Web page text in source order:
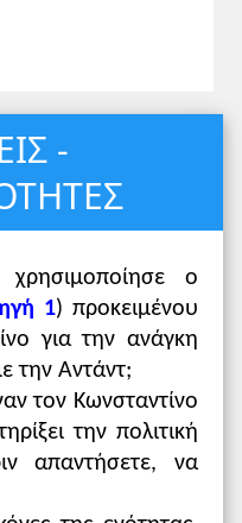
-
χρησιμοποίησε ο
1) προκειμένου
για την ανάγκη
την Αντάντ;
τον Κωνσταντίνο
την πολιτική
απαντήσετε, να